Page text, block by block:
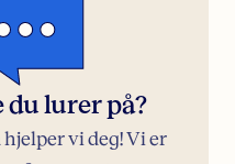
du lurer på?
hjelper vi deg! Vi er